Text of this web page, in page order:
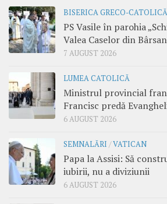
BISERICA GRECO-CATOLICĂ
PS Vasile în parohia
Valea Caselor din
7 AUGUST 2026
LUMEA CATOLICĂ
Ministrul provincial
Francisc predă
6 AUGUST 2026
SEMNALĂRI /VATICAN
Papa la Assisi: Să
iubirii, nu a diviziunii
6 AUGUST 2026